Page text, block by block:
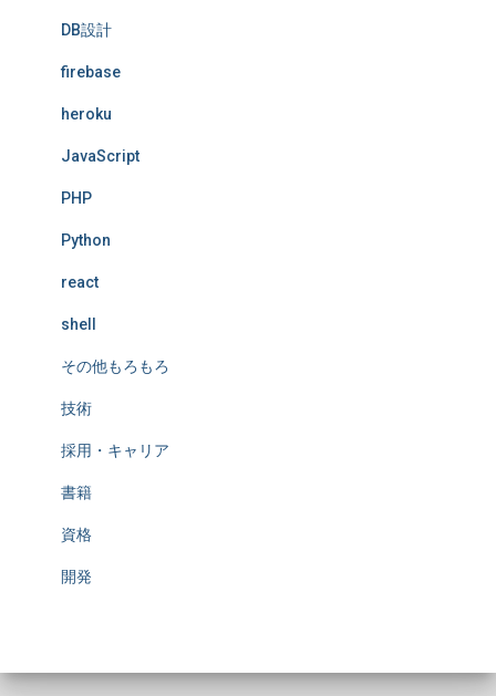
DB設計
firebase
heroku
JavaScript
PHP
Python
react
shell
その他もろもろ
技術
採用・キャリア
書籍
資格
開発